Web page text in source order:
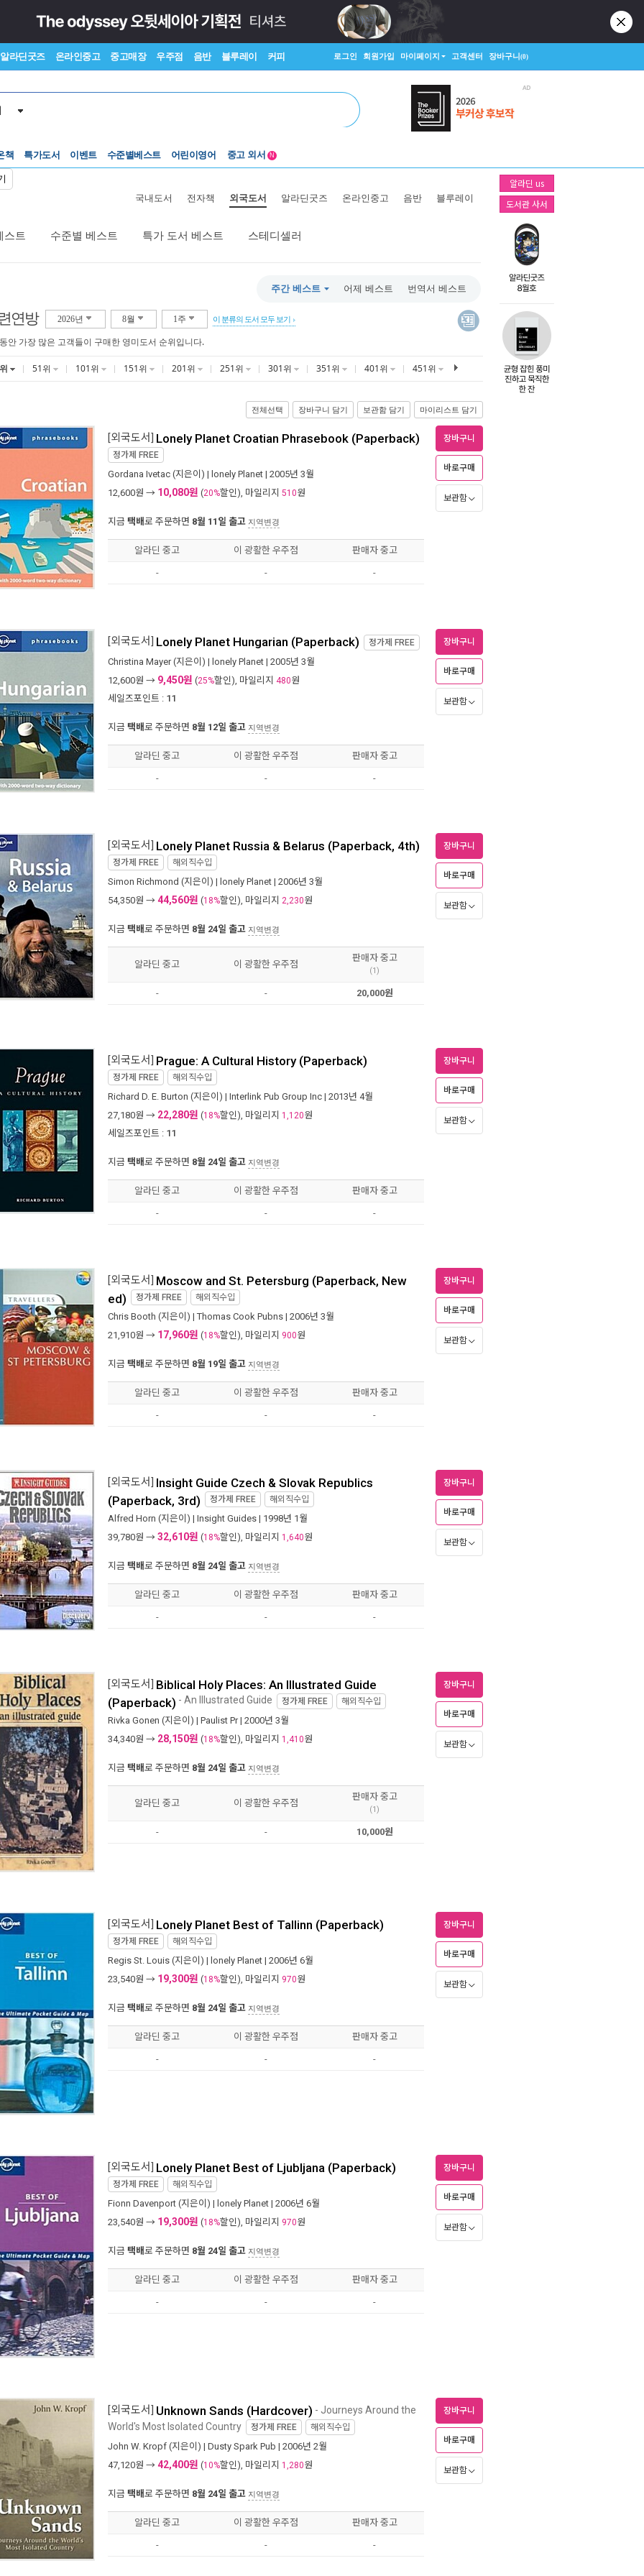
알라딘굿즈 온라인중고 중고매장 우주점 음반 블루레이 커피 로그인 회원가입 마이페이지 고객센터 장바구니(0)
책 특가도서 이벤트
Lexile®
어린이영어
5백원부터
N
알라딘 us
도서관 사서
국내도서 전자책 외국도서 알라딘굿즈 온라인중고 음반 블루레이
스트 수준별 베스트 특가 도서 베스트 스테디셀러
주간 베스트 어제 베스트 번역서 베스트
연방 2026년 8월 1주 이 분류의 도서 모두 보기
안 가장 많은 고객들이 구매한 영미도서 순위입니다.
51위 101위 151위 201위 251위 301위 351위 401위 451위
전체선택 장바구니 담기 보관함 담기 마이리스트 담기
[외국도서] Lonely Planet Croatian Phrasebook (Paperback)
정가제 FREE
Gordana Ivetac (지은이) | lonely Planet | 2005년 3월
12,600원 → 10,080원 (20%할인), 마일리지 510원
지금 택배로 주문하면 8월 11일 출고 지역변경
장바구니
바로구매
보관함
알라딘 중고 이 광활한 우주점 판매자 중고
- - -
[외국도서] Lonely Planet Hungarian (Paperback) 정가제 FREE
Christina Mayer(지은이) | lonely Planet | 2005년 3월
12,600원 → 9,450원 (25%할인), 마일리지 480원
세일즈포인트 : 11
지금 택배로 주문하면 8월 12일 출고 지역변경
장바구니
바로구매
보관함
알라딘 중고 이 광활한 우주점 판매자 중고
- - -
[외국도서] Lonely Planet Russia & Belarus (Paperback, 4th)
정가제 FREE 해외직수입
Simon Richmond (지은이) | lonely Planet | 2006년 3월
54,350원 → 44,560원 (18%할인), 마일리지 2,230원
지금 택배로 주문하면 8월 24일 출고 지역변경
장바구니
바로구매
보관함
알라딘 중고 이 광활한 우주점
판매자 중고
(1)
- - 20,000원
[외국도서] Prague: A Cultural History (Paperback)
정가제 FREE 해외직수입
Richard D. E. Burton (지은이) | Interlink Pub Group Inc | 2013년 4월
27,180원 → 22,280원 (18%할인), 마일리지 1,120원
세일즈포인트 : 11
지금 택배로 주문하면 8월 24일 출고 지역변경
장바구니
바로구매
보관함
알라딘 중고 이 광활한 우주점 판매자 중고
- - -
[외국도서] Moscow and St. Petersburg (Paperback, New
ed) 정가제 FREE 해외직수입
Chris Booth (지은이) |Thomas Cook Pubns | 2006년 3월
21,910원 → 17,960원 (18%할인), 마일리지 900원
지금 택배로 주문하면 8월 19일 출고 지역변경
장바구니
바로구매
보관함
알라딘 중고 이 광활한 우주점 판매자 중고
- - -
[외국도서] Insight Guide Czech & Slovak Republics
(Paperback, 3rd) 정가제 FREE 해외직수입
Alfred Horn (지은이) | Insight Guides | 1998년 1월
39,780원 → 32,610원 (18%할인), 마일리지 1,640원
지금 택배로 주문하면 8월 24일 출고 지역변경
장바구니
바로구매
보관함
알라딘 중고 이 광활한 우주점 판매자 중고
- - -
[외국도서] Biblical Holy Places: An Illustrated Guide
(Paperback) - An Illustrated Guide 정가제 FREE 해외직수입
Rivka Gonen (지은이) | Paulist Pr| 2000년 3월
34,340원 → 28,150원 (18%할인), 마일리지 1,410원
지금 택배로 주문하면 8월 24일 출고 지역변경
장바구니
바로구매
보관함
알라딘 중고 이 광활한 우주점
판매자 중고
(1)
- - 10,000원
[외국도서] Lonely Planet Best of Tallinn (Paperback)
정가제 FREE 해외직수입
Regis St. Louis (지은이) | lonely Planet | 2006년 6월
23,540원 → 19,300원 (18%할인), 마일리지 970원
지금 택배로 주문하면 8월 24일 출고 지역변경
장바구니
바로구매
보관함
알라딘 중고 이 광활한 우주점 판매자 중고
- - -
[외국도서] Lonely Planet Best of Ljubljana (Paperback)
정가제 FREE 해외직수입
Fionn Davenport (지은이) | lonely Planet | 2006년 6월
23,540원 → 19,300원 (18%할인), 마일리지 970원
지금 택배로 주문하면 8월 24일 출고 지역변경
장바구니
바로구매
보관함
알라딘 중고 이 광활한 우주점 판매자 중고
- - -
[외국도서] Unknown Sands (Hardcover) - Journeys Around the
World's Most Isolated Country 정가제 FREE 해외직수입
John W. Kropf (지은이) | Dusty Spark Pub | 2006년 2월
47,120원 → 42,400원 (10%할인), 마일리지 1,280원
지금 택배로 주문하면 8월 24일 출고 지역변경
장바구니
바로구매
보관함
알라딘 중고 이 광활한 우주점 판매자 중고
- - -